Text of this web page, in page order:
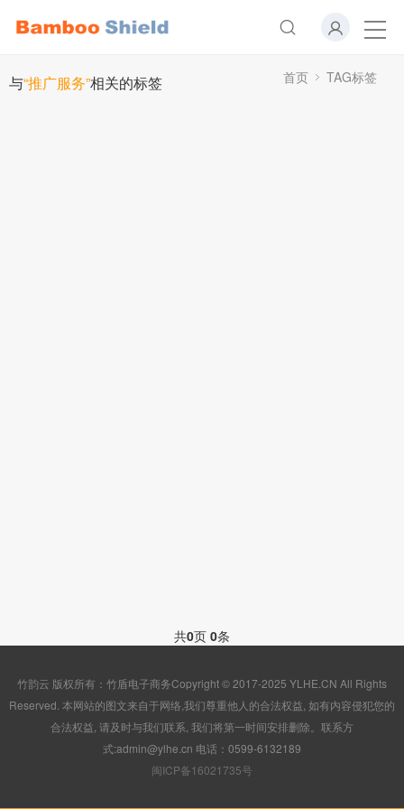
与“推广服务”相关的标签 首页 TAG标签
共0页 0条
竹韵云 版权所有：竹盾电子商务Copyright © 2017-2025 YLHE.CN All Rights
Reserved. 本网站的图文来自于网络,我们尊重他人的合法权益, 如有内容侵犯您的
合法权益, 请及时与我们联系, 我们将第一时间安排删除。联系方
式:admin@ylhe.cn 电话：0599-6132189
闽ICP备16021735号